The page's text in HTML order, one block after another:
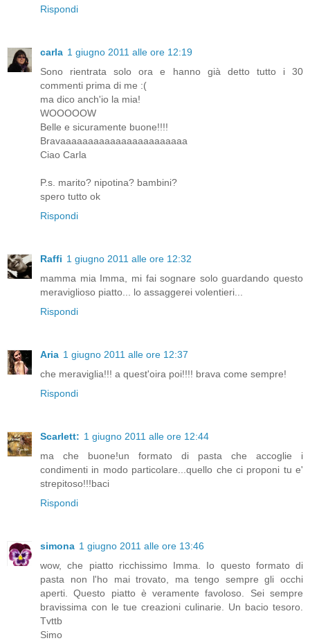
Rispondi
carla 1 giugno 2011 alle ore 12:19
Sono rientrata solo ora e hanno già detto tutto i 30
commenti prima di me :(
ma dico anch'io la mia!
WOOOOOW
Belle e sicuramente buone!!!!
Bravaaaaaaaaaaaaaaaaaaaaaaa
Ciao Carla
P.s. marito? nipotina? bambini?
spero tutto ok
Rispondi
Raffi 1 giugno 2011 alle ore 12:32
mamma mia Imma, mi fai sognare solo guardando questo
meraviglioso piatto... lo assaggerei volentieri...
Rispondi
Aria 1 giugno 2011 alle ore 12:37
che meraviglia!!! a quest'oira poi!!!! brava come sempre!
Rispondi
Scarlett: 1 giugno 2011 alle ore 12:44
ma che buone!un formato di pasta che accoglie i
condimenti in modo particolare...quello che ci proponi tu e'
strepitoso!!!baci
Rispondi
simona 1 giugno 2011 alle ore 13:46
wow, che piatto ricchissimo Imma. Io questo formato di
pasta non l'ho mai trovato, ma tengo sempre gli occhi
aperti. Questo piatto è veramente favoloso. Sei sempre
bravissima con le tue creazioni culinarie. Un bacio tesoro.
Tvttb
Simo